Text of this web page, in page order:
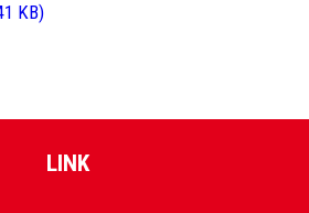
KB)
LINK